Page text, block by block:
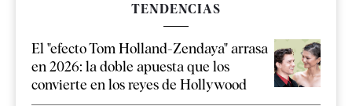
TENDENCIAS
El "efecto Tom Holland-Zendaya" arrasa
en 2026: la doble apuesta que los
convierte en los reyes de Hollywood